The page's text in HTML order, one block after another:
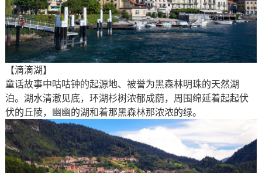
【滴滴湖】
童话故事中咕咕钟的起源地、被誉为黑森林明珠的天然湖
泊。湖水清澈见底，环湖杉树浓郁成荫，周围绵延着起起伏
伏的丘陵，幽幽的湖和着那黑森林那浓浓的绿。